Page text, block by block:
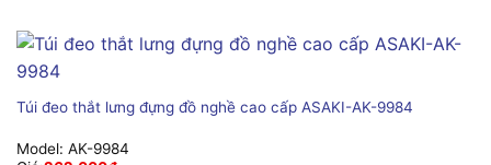
Túi đeo thắt lưng đựng đồ nghề cao cấp ASAKI-AK-9984
Model: AK-9984